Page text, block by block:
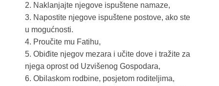
2. Naklanjajte njegove ispuštene namaze,
3. Napostite njegove ispuštene postove, ako ste
u mogućnosti.
4. Proučite mu Fatihu,
5. Obiđite njegov mezara i učite dove i tražite za
njega oprost od Uzvišenog Gospodara,
6. Obilaskom rodbine, posjetom roditeljima,